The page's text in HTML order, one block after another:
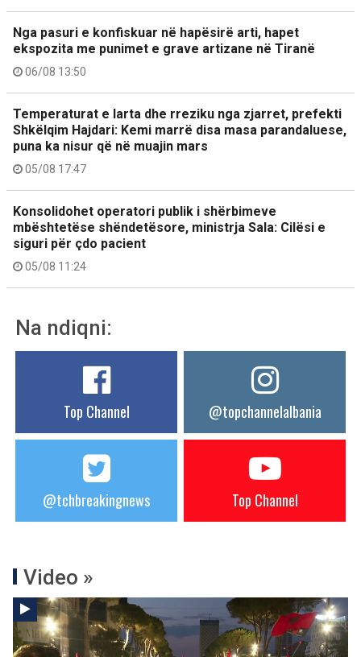
Nga pasuri e konfiskuar në hapësirë arti, hapet
ekspozita me punimet e grave artizane në Tiranë
06/08 13:50
Temperaturat e larta dhe rreziku nga zjarret, prefekti
Shkëlqim Hajdari: Kemi marrë disa masa parandaluese,
puna ka nisur që në muajin mars
05/08 17:47
Konsolidohet operatori publik i shërbimeve
mbështetëse shëndetësore, ministrja Sala: Cilësi e
siguri për çdo pacient
05/08 11:24
Na ndiqni:
Top Channel @topchannelalbania
@tchbreakingnews Top Channel
Video »